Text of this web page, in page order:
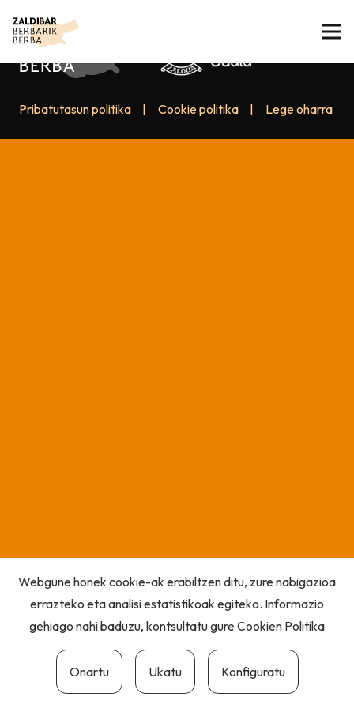
Pribatutasun politika Cookie politika Lege oharra
Webgune honek cookie-ak erabiltzen ditu, zure nabigazioa
errazteko eta analisi estatistikoak egiteko. Informazio
gehiago nahi baduzu, kontsultatu gureCookien Politika
Onartu Ukatu Konfiguratu